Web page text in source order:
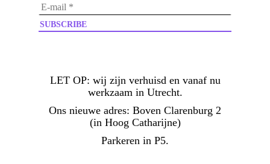
LET OP: wij zijn verhuisd en vanaf nu
werkzaam in Utrecht.
Ons nieuwe adres: Boven Clarenburg 2
(in Hoog Catharijne)
Parkeren in P5.